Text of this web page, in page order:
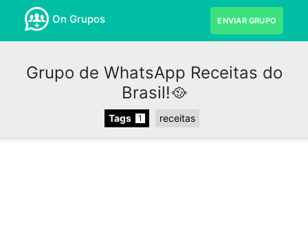
On Grupos ENVIAR GRUPO
Grupo de WhatsApp Receitas do
Brasil!🥘
Tags 1 receitas